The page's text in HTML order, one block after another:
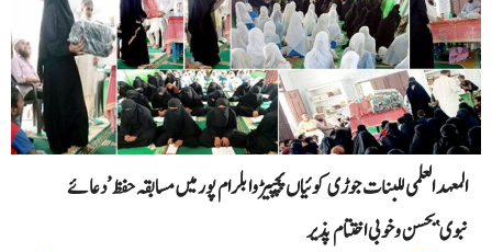
المعہد العلمی للبنات جوڑی کوئیاں پچپیڑوا بلرام پور میں مسابقہ حفظ ’دعائے
نبوی‘بحسن وخوبی اختتام پذیر